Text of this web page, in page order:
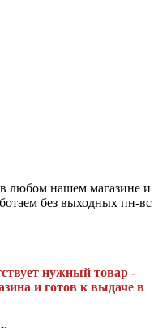
любом нашем магазине и
без выходных пн-вс
нужный товар -
и готов к выдаче в